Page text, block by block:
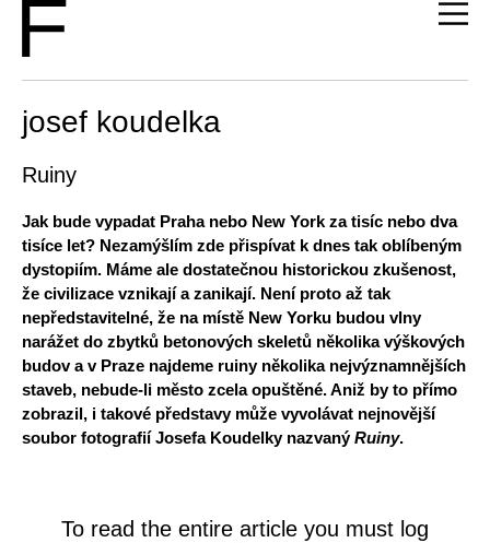
josef koudelka
Ruiny
Jak bude vypadat Praha nebo New York za tisíc nebo dva
tisíce let? Nezamýšlím zde přispívat k dnes tak oblíbeným
dystopiím. Máme ale dostatečnou historickou zkušenost,
že civilizace vznikají a zanikají. Není proto až tak
nepředstavitelné, že na místě New Yorku budou vlny
narážet do zbytků betonových skeletů několika výškových
budov a v Praze najdeme ruiny několika nejvýznamnějších
staveb, nebude-li město zcela opuštěné. Aniž by to přímo
zobrazil, i takové představy může vyvolávat nejnovější
soubor fotografií Josefa Koudelky nazvanýRuiny.
To read the entire article you must log